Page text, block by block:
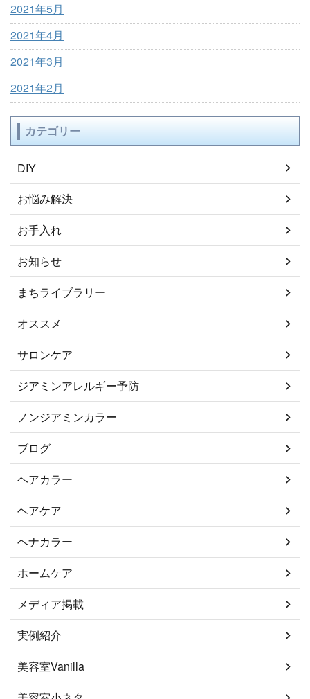
2021年5月
2021年4月
2021年3月
2021年2月
カテゴリー
DIY
お悩み解決
お手入れ
お知らせ
まちライブラリー
オススメ
サロンケア
ジアミンアレルギー予防
ノンジアミンカラー
ブログ
ヘアカラー
ヘアケア
ヘナカラー
ホームケア
メディア掲載
実例紹介
美容室Vanilla